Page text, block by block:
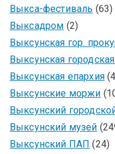
Выкса-фестиваль (63)
Выксадром (2)
Выксунская гор.
Выксунская
Выксунская епархия
Выксунские моржи
Выксунский
Выксунский музей
Выксунский ПАП (24)